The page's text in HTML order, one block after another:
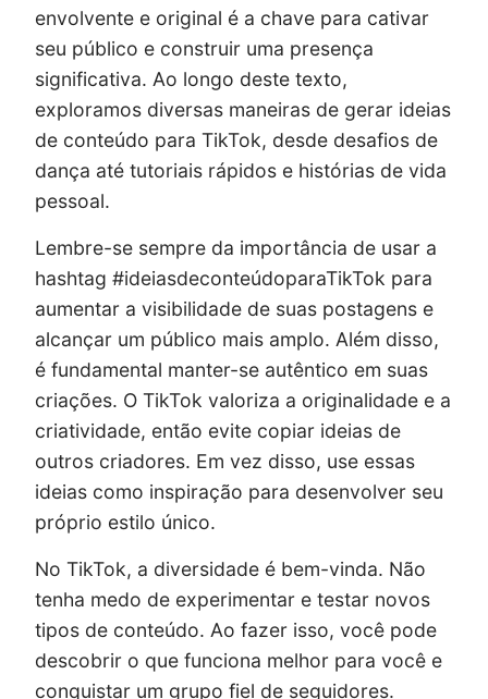
envolvente e original é a chave para cativar
seu público e construir uma presença
significativa. Ao longo deste texto,
exploramos diversas maneiras de gerar ideias
de conteúdo para TikTok, desde desafios de
dança até tutoriais rápidos e histórias de vida
pessoal.
Lembre-se sempre da importância de usar a
hashtag #ideiasdeconteúdoparaTikTok para
aumentar a visibilidade de suas postagens e
alcançar um público mais amplo. Além disso,
é fundamental manter-se autêntico em suas
criações. O TikTok valoriza a originalidade e a
criatividade, então evite copiar ideias de
outros criadores. Em vez disso, use essas
ideias como inspiração para desenvolver seu
próprio estilo único.
No TikTok, a diversidade é bem-vinda. Não
tenha medo de experimentar e testar novos
tipos de conteúdo. Ao fazer isso, você pode
descobrir o que funciona melhor para você e
conquistar um grupo fiel de seguidores.